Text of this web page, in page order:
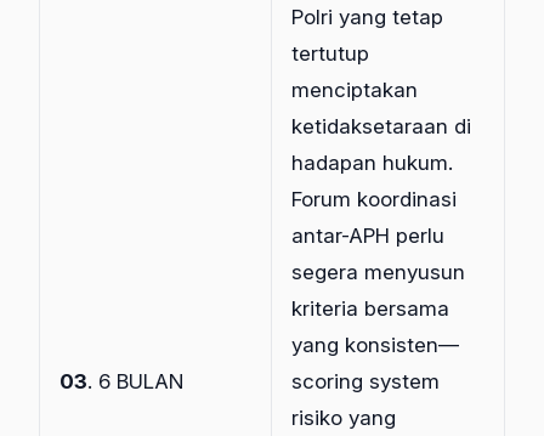
03. 6 BULAN
Polri yang tetap
tertutup
menciptakan
ketidaksetaraan di
hadapan hukum.
Forum koordinasi
antar-APH perlu
segera menyusun
kriteria bersama
yang konsisten—
scoring system
risiko yang